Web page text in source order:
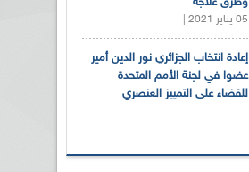
05 يناير 2021 |
إعادة انتخاب الجزائري نور الدين أمير
عضوا في لجنة الأمم المتحدة
للقضاء على التمييز العنصري